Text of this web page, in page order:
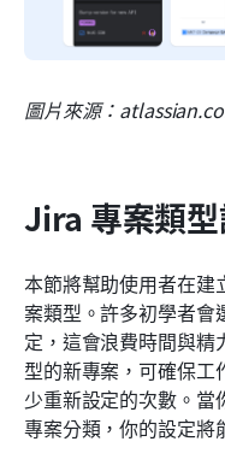
圖片來源：
Jira 專案類
本節將幫助使用者在
案類型。許多初學者會
定，這會浪費時間與
型的新專案，可確保
少重新設定的次數。
專案分類，你的設定將